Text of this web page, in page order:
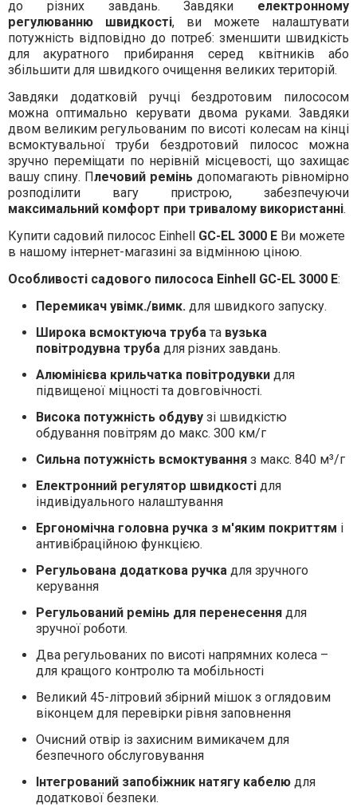
до різних завдань. Завдяки електронному
регулюванню швидкості, ви можете налаштувати
потужність відповідно до потреб: зменшити швидкість
для акуратного прибирання серед квітників або
збільшити для швидкого очищення великих територій.
Завдяки додатковій ручці бездротовим пилососом
можна оптимально керувати двома руками. Завдяки
двом великим регульованим по висоті колесам на кінці
всмоктувальної труби бездротовий пилосос можна
зручно переміщати по нерівній місцевості, що захищає
вашу спину. Плечовий ремінь допомагають рівномірно
розподілити вагу пристрою, забезпечуючи
максимальний комфорт при тривалому використанні.
Купити садовий пилосос Einhell GC-EL 3000 EВи можете
в нашому інтернет-магазині за відмінною ціною.
Особливості садового пилососа Einhell GC-EL 3000 E:
Перемикач увімк./вимк.для швидкого запуску.
Широка всмоктуюча трубата вузька
повітродувна трубадля різних завдань.
Алюмінієва крильчатка повітродувкидля
підвищеної міцності та довговічності.
Висока потужність обдувузі швидкістю
обдування повітрям до макс. 300 км/г
Сильна потужність всмоктуванняз макс. 840 м³/г
Електронний регулятор швидкості для
індивідуального налаштування
Ергономічна головна ручка з м'яким покриттям і
антивібраційною функцією.
Регульована додаткова ручкадля зручного
керування
Регульований ремінь для перенесеннядля
зручної роботи.
Два регульованих по висоті напрямних колеса –
для кращого контролю та мобільності
Великий 45-літровий збірний мішок з оглядовим
віконцем для перевірки рівня заповнення
Очисний отвір із захисним вимикачем для
безпечного обслуговування
Інтегрований запобіжник натягу кабелюдля
додаткової безпеки.